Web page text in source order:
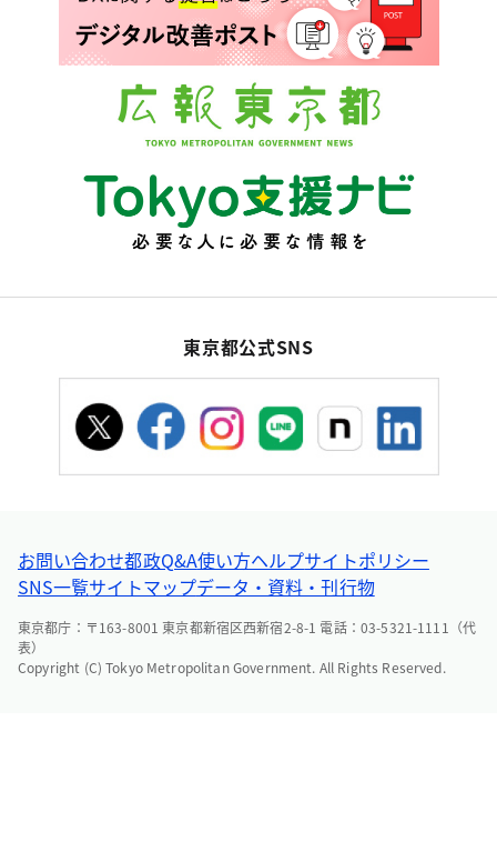
東京都公式SNS
お問い合わせ都政Q&A使い方ヘルプサイトポリシー
SNS一覧サイトマップデータ・資料・刊行物
東京都庁：〒163-8001 東京都新宿区西新宿2-8-1 電話：03-5321-1111（代
表）
Copyright (C) Tokyo Metropolitan Government. All Rights Reserved.